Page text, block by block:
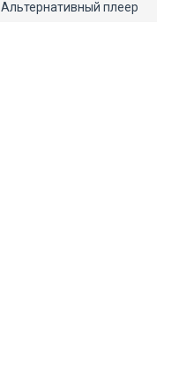
Альтернативный плеер